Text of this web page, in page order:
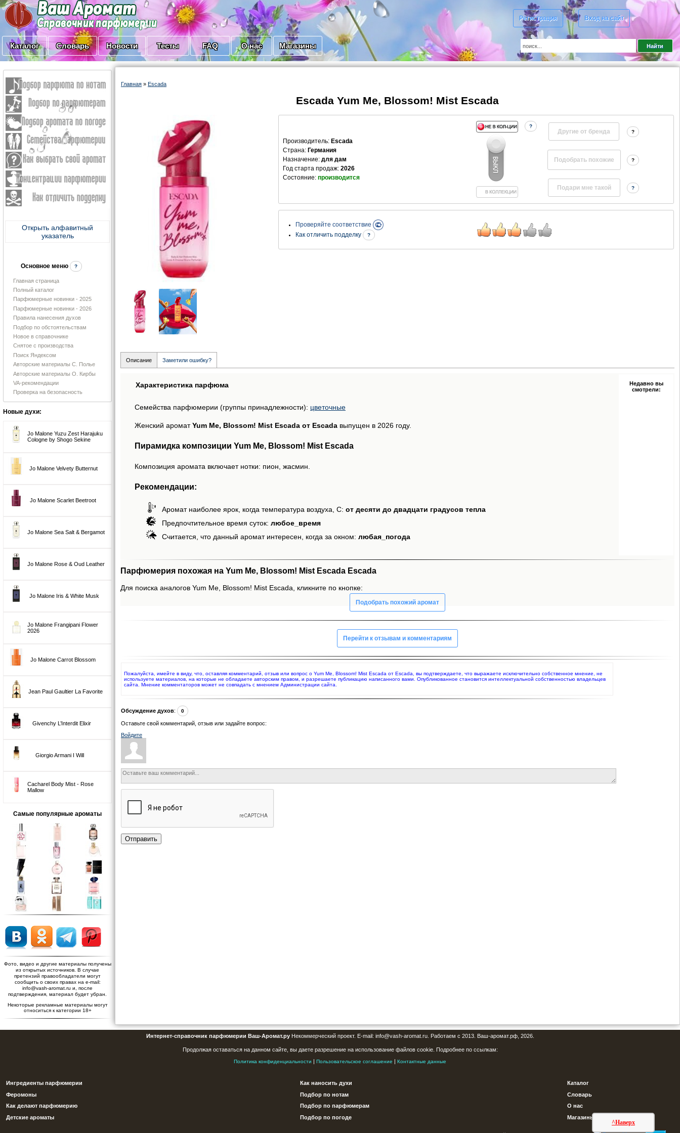
Регистрация Вход на сайт
Каталог Словарь Новости Тесты FAQ О нас Магазины
Открыть алфавитный
указатель
Основное меню ?
Главная страница
Полный каталог
Парфюмерные новинки - 2025
Парфюмерные новинки - 2026
Правила нанесения духов
Подбор по обстоятельствам
Новое в справочнике
Снятое с производства
Поиск Яндексом
Авторские материалы С. Полье
Авторские материалы О. Кирбы
VA-рекомендации
Проверка на безопасность
Новые духи:
Jo Malone Yuzu Zest Harajuku
Cologne by Shogo Sekine
Jo Malone Velvety Butternut
Jo Malone Scarlet Beetroot
Jo Malone Sea Salt & Bergamot
Jo Malone Rose & Oud Leather
Jo Malone Iris & White Musk
Jo Malone Frangipani Flower
2026
Jo Malone Carrot Blossom
Jean Paul Gaultier La Favorite
Givenchy L’Interdit Elixir
Giorgio Armani I Will
Cacharel Body Mist - Rose
Mallow
Самые популярные ароматы
Фото, видео и другие материалы получены
из открытых источников. В случае
претензий правообладатели могут
сообщить о своих правах на e-mail:
info@vash-aromat.ru и, после
подтверждения, материал будет убран.
Некоторые рекламные материалы могут
относиться к категории 18+
Главная » Escada
Escada Yum Me, Blossom! Mist Escada
Производитель: Escada
Страна: Германия
Назначение: для дам
Год старта продаж: 2026
Состояние: производится
?
Другие от бренда ?
?
?
Проверяйте соответствие
Как отличить подделку
?
Описание Заметили ошибку?
Характеристика парфюма
Семейства парфюмерии (группы принадлежности): цветочные
Женский ароматYum Me, Blossom! Mist Escada от Escada выпущен в 2026 году.
Пирамидка композиции Yum Me, Blossom! Mist Escada
Композиция аромата включает нотки: пион, жасмин.
Рекомендации:
Аромат наиболее ярок, когда температура воздуха, С: от десяти до двадцати градусов тепла
Предпочтительное время суток: любое_время
Считается, что данный аромат интересен, когда за окном: любая_погода
Недавно вы
смотрели:
Парфюмерия похожая на Yum Me, Blossom! Mist Escada Escada
Для поиска аналогов Yum Me, Blossom! Mist Escada, кликните по кнопке:
Подобрать похожий аромат
Перейти к отзывам и комментариям
Пожалуйста, имейте в виду, что, оставляя комментарий, отзыв или вопрос о Yum Me, Blossom! Mist Escada от Escada, вы подтверждаете, что выражаете исключительно собственное мнение, не
используете материалов, на которые не обладаете авторским правом, и разрешаете публикацию написанного вами. Опубликованное становится интеллектуальной собственностью владельцев
сайта. Мнение комментаторов может не совпадать с мнением Администрации сайта.
Обсуждение духов: 0
Оставьте свой комментарий, отзыв или задайте вопрос:
Войдите
Отправить
^Наверх
Интернет-справочник парфюмерии Ваш-Аромат.руНекоммерческий проект. E-mail: info@vash-aromat.ru. Работаем с 2013. Ваш-аромат.рф, 2026.
Продолжая оставаться на данном сайте, вы даете разрешение на использование файлов cookie. Подробнее по ссылкам:
Политика конфиденциальности | Пользовательское соглашение | Контактные данные
Ингредиенты парфюмерии
Феромоны
Как делают парфюмерию
Детские ароматы
Как наносить духи
Подбор по нотам
Подбор по парфюмерам
Подбор по погоде
Каталог
Словарь
О нас
Магазины